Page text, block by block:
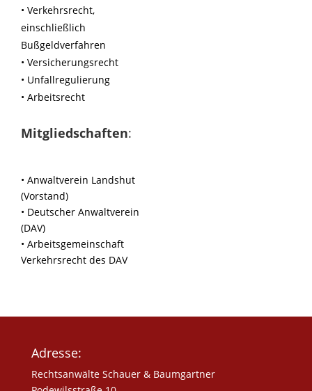
• Verkehrsrecht,
einschließlich
Bußgeldverfahren
• Versicherungsrecht
• Unfallregulierung
• Arbeitsrecht
Mitgliedschaften:
• Anwaltverein Landshut
(Vorstand)
• Deutscher Anwaltverein
(DAV)
• Arbeitsgemeinschaft
Verkehrsrecht des DAV
Adresse:
Rechtsanwälte Schauer & Baumgartner